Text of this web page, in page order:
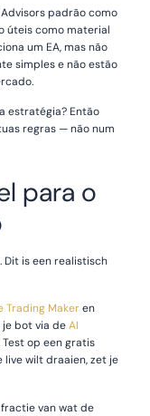
padrão como
úteis como material
um EA, mas não
simples e não estão
estratégia? Então
regras — não num
para o
Dit is een realistisch
Trading Makeren
je bot via deAI
op een gratis
live wilt draaien, zet je
van wat de